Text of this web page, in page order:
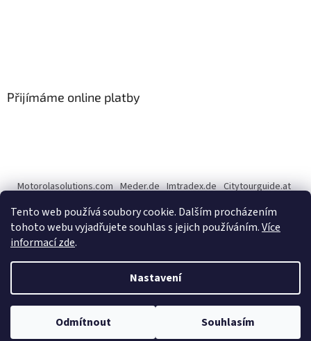
Tento web používá soubory cookie. Dalším procházením
tohoto webu vyjadřujete souhlas s jejich používáním.Více
informací zde.
Nastavení
Odmítnout Souhlasím
Přijímáme online platby
Motorolasolutions.com Meder.de Imtradex.de Citytourguide.at
Copyright 2026CENTERNET.cz. Všechna práva vyhrazena.Upravit